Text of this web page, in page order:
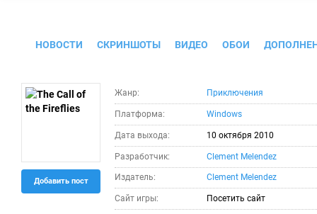
НОВОСТИ СКРИНШОТЫ ВИДЕО ОБОИ
Жанр: Приключения
Платформа: Windows
Дата выхода: 10 октября 2010
Разработчик: Clement Melendez
Издатель: Clement Melendez
Сайт игры: Посетить сайт
Добавить пост